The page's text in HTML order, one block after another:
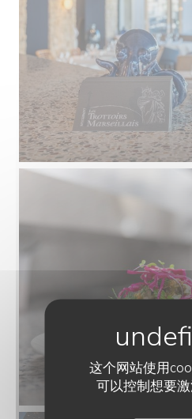
这个网站使用
可以控制想要激